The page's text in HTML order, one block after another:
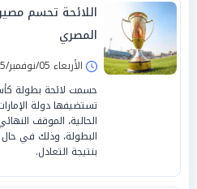
اللائحة تحسم
المصري
الأربعاء 05/نوفمبر/2025 - 12:07 م
حسمت لائحة بطولة
تستضيفها دولة
الحالية، الموقف
البطولة، وذلك في حال
بنتيجة التعادل.